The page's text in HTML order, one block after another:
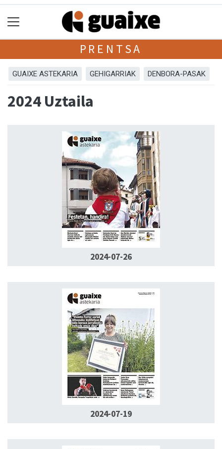
PRENTSA
GUAIXE ASTEKARIA GEHIGARRIAK DENBORA-PASAK
2024 Uztaila
2024-07-26
2024-07-19